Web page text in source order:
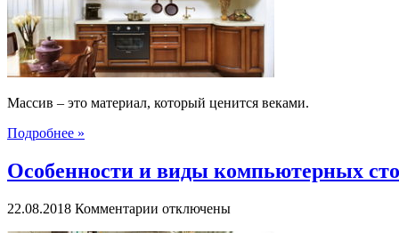
особенности
и
преимущества
Массив – это материал, который ценится веками.
Подробнее »
Особенности и виды компьютерных
22.08.2018 Комментарии котключены